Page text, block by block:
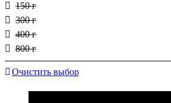
150 г
300 г
400 г
800 г
Очистить выбор